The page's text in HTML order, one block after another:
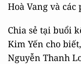
Hoà Vang và
Chia sẻ tại buổi
Kim Yến cho
Nguyễn Thanh